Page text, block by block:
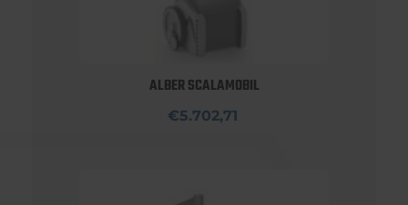
ALBER SCALAMOBIL
€5.702,71